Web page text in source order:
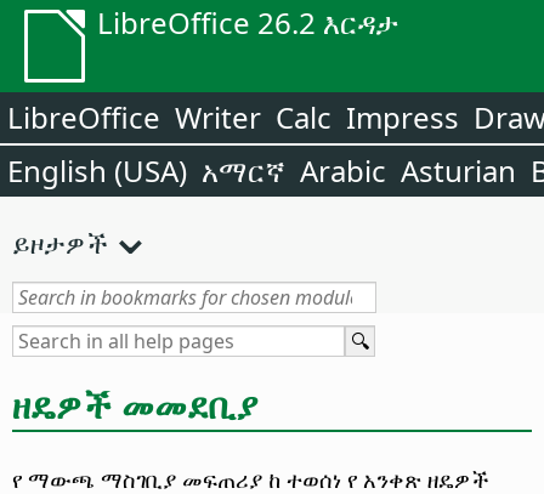
LibreOffice 26.2 እርዳታ
LibreOffice Writer Calc Impress
English (USA) አማርኛ Arabic Asturian
ይዞታዎች
ዘዴዎች መመደቢያ
የ ማውጫ ማስገቢያ መፍጠሪያ ከ ተወሰነ የ አንቀጽ ዘዴዎች